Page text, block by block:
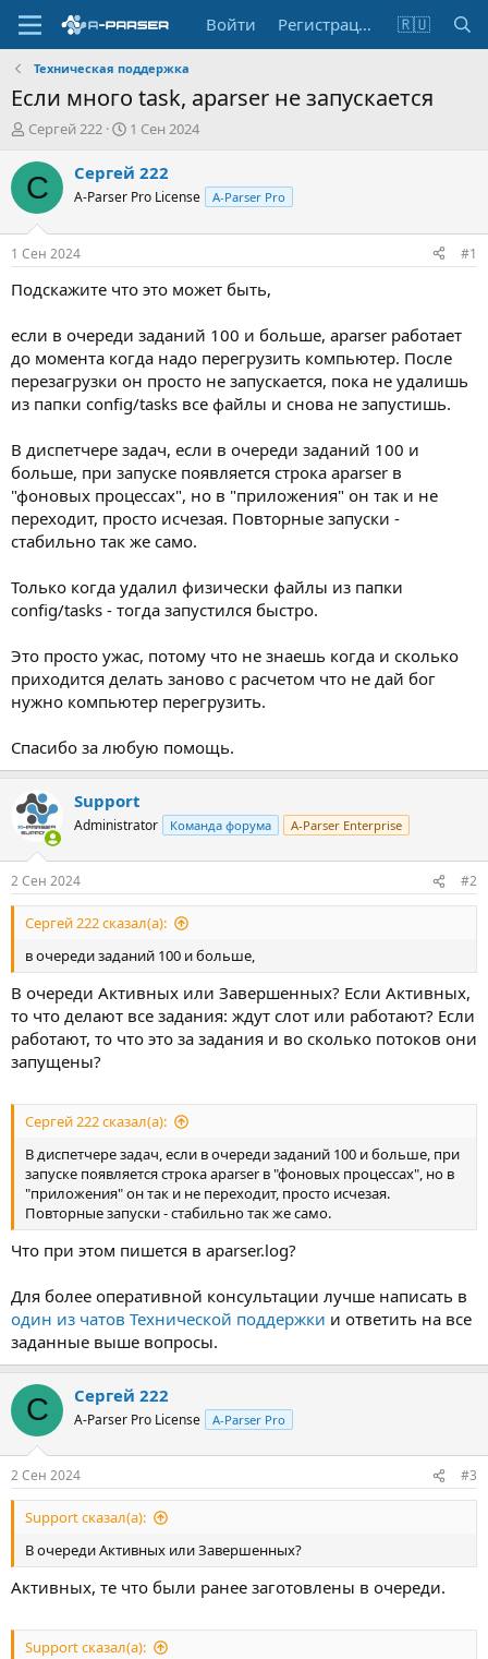
Войти Регистрация 🇷🇺
Техническая поддержка
Если много task, aparser не запускается
А
т
о
т
е
м
ы
Сергей 222
Д
т
н
а
л
1 Сен 2024
С Сергей 222
A-Parser Pro License A-Parser Pro
1 Сен 2024 #1
Подскажите что это может быть,
если в очереди заданий 100 и больше, aparser работает
до момента когда надо перегрузить компьютер. После
перезагрузки он просто не запускается, пока не удалишь
из папки config/tasks все файлы и снова не запустишь.
В диспетчере задач, если в очереди заданий 100 и
больше, при запуске появляется строка aparser в
"фоновых процессах", но в "приложения" он так и не
переходит, просто исчезая. Повторные запуски -
стабильно так же само.
Только когда удалил физически файлы из папки
config/tasks - тогда запустился быстро.
Это просто ужас, потому что не знаешь когда и сколько
приходится делать заново с расчетом что не дай бог
нужно компьютер перегрузить.
Спасибо за любую помощь.
Support
Administrator Команда форума A-Parser Enterprise
2 Сен 2024 #2
Сергей 222 сказал(а):
в очереди заданий 100 и больше,
В очереди Активных или Завершенных? Если Активных,
то что делают все задания: ждут слот или работают? Если
работают, то что это за задания и во сколько потоков они
запущены?
Сергей 222 сказал(а):
В диспетчере задач, если в очереди заданий 100 и больше, при
запуске появляется строка aparser в "фоновых процессах", но в
"приложения" он так и не переходит, просто исчезая.
Повторные запуски - стабильно так же само.
Что при этом пишется в aparser.log?
Для более оперативной консультации лучше написать в
один из чатов Технической поддержки и ответить на все
заданные выше вопросы.
С Сергей 222
A-Parser Pro License A-Parser Pro
2 Сен 2024 #3
Support сказал(а):
В очереди Активных или Завершенных?
Активных, те что были ранее заготовлены в очереди.
Support сказал(а):